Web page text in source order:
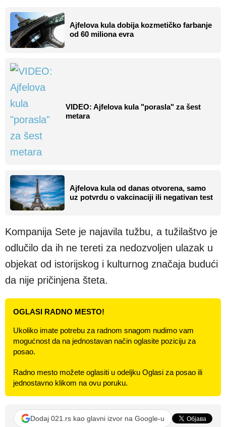
Ajfelova kula dobija kozmetičko farbanje
od 60 miliona evra
VIDEO: Ajfelova kula "porasla" za šest
metara
Ajfelova kula od danas otvorena, samo
uz potvrdu o vakcinaciji ili negativan test
Kompanija Sete je najavila tužbu, a tužilaštvo je
odlučilo da ih ne tereti za nedozvoljen ulazak u
objekat od istorijskog i kulturnog značaja budući
da nije pričinjena šteta.
OGLASI RADNO MESTO!
Ukoliko imate potrebu za radnom snagom nudimo vam
mogućnost da na jednostavan način oglasite poziciju za
posao.
Radno mesto možete oglasiti u odeljku Oglasi za posao ili
jednostavno klikom na ovu poruku.
Dodaj 021.rs kao glavni izvor na Google-u